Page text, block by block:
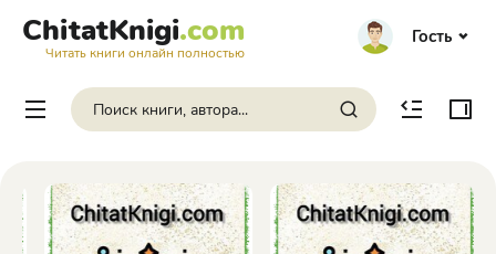
ChitatKnigi.com
Читать книги онлайн полностью
Гость